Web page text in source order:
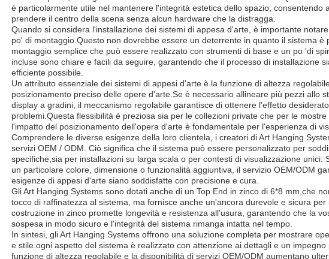
è particolarmente utile nel mantenere l'integrità estetica dello spazio, consentendo
prendere il centro della scena senza alcun hardware che la distragga.
Quando si considera l'installazione dei sistemi di appesa d'arte, è importante
po' di montaggio.Questo non dovrebbe essere un deterrente in quanto il sistema è
montaggio semplice che può essere realizzato con strumenti di base e un po 'di
incluse sono chiare e facili da seguire, garantendo che il processo di installazione
efficiente possibile.
Un attributo essenziale dei sistemi di appesi d'arte è la funzione di altezza
posizionamento preciso delle opere d'arte.Se è necessario allineare più pezzi allo
display a gradini, il meccanismo regolabile garantisce di ottenere l'effetto
problemi.Questa flessibilità è preziosa sia per le collezioni private che per le
l'impatto del posizionamento dell'opera d'arte è fondamentale per l'esperienza di
Comprendere le diverse esigenze della loro clientela, i creatori di Art Hanging
servizi OEM / ODM. Ciò significa che il sistema può essere personalizzato per
specifiche,sia per installazioni su larga scala o per contesti di visualizzazione unici.
un particolare colore, dimensione o funzionalità aggiuntiva, il servizio OEM/ODM
esigenze di appesi d'arte siano soddisfatte con precisione e cura.
Gli Art Hanging Systems sono dotati anche di un Top End in zinco di 6*8 mm,che
tocco di raffinatezza al sistema, ma fornisce anche un'ancora durevole e sicura per
costruzione in zinco promette longevità e resistenza all'usura, garantendo che la
sospesa in modo sicuro e l'integrità del sistema rimanga intatta nel tempo.
In sintesi, gli Art Hanging Systems offrono una soluzione completa per mostrare
e stile.ogni aspetto del sistema è realizzato con attenzione ai dettagli e un impegno
funzione di altezza regolabile e la disponibilità di servizi OEM/ODM aumentano